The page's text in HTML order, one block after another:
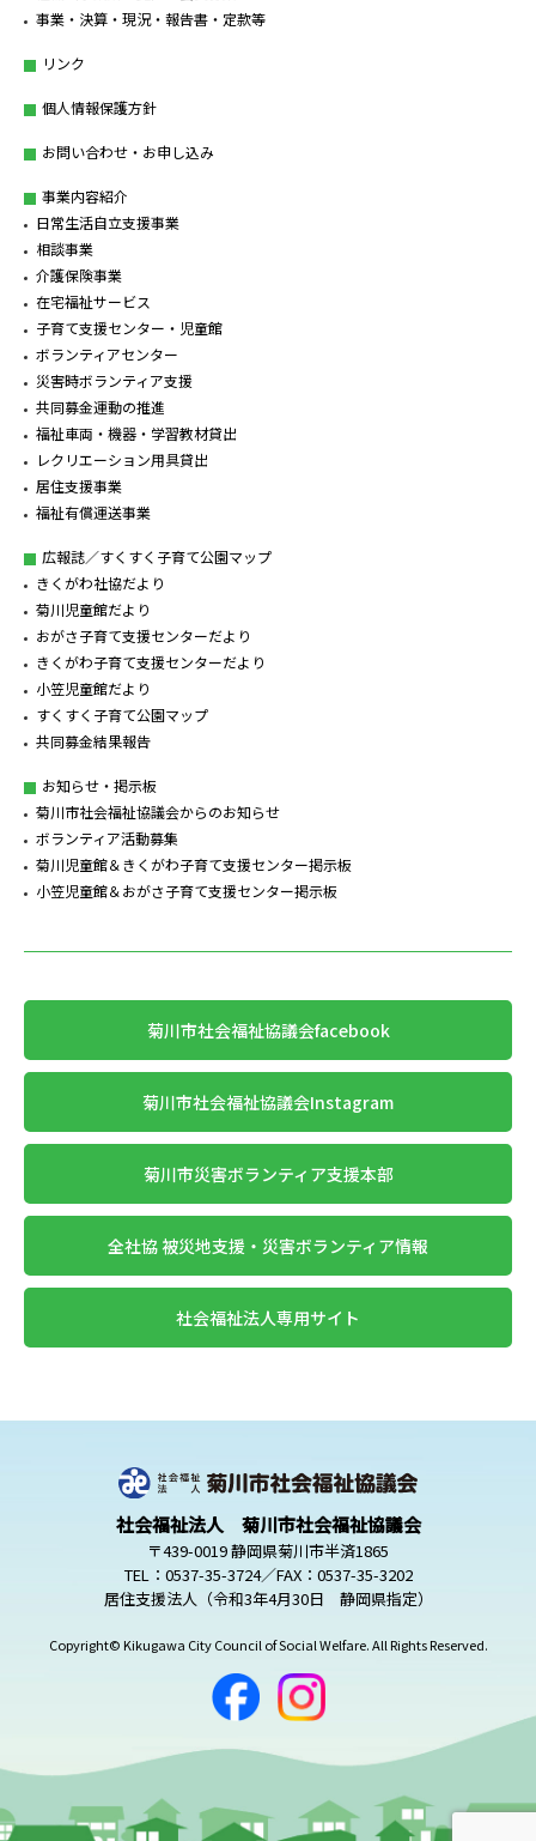
事業・決算・現況・報告書・定款等
リンク
個人情報保護方針
お問い合わせ・お申し込み
事業内容紹介
日常生活自立支援事業
相談事業
介護保険事業
在宅福祉サービス
子育て支援センター・児童館
ボランティアセンター
災害時ボランティア支援
共同募金運動の推進
福祉車両・機器・学習教材貸出
レクリエーション用具貸出
居住支援事業
福祉有償運送事業
広報誌／すくすく子育て公園マップ
きくがわ社協だより
菊川児童館だより
おがさ子育て支援センターだより
きくがわ子育て支援センターだより
小笠児童館だより
すくすく子育て公園マップ
共同募金結果報告
お知らせ・掲示板
菊川市社会福祉協議会からのお知らせ
ボランティア活動募集
菊川児童館＆きくがわ子育て支援センター掲示板
小笠児童館＆おがさ子育て支援センター掲示板
菊川市社会福祉協議会facebook
菊川市社会福祉協議会Instagram
菊川市災害ボランティア支援本部
全社協 被災地支援・災害ボランティア情報
社会福祉法人専用サイト
社会福祉法人 菊川市社会福祉協議会
〒439-0019 静岡県菊川市半済1865
TEL：0537-35-3724／FAX：0537-35-3202
居住支援法人（令和3年4月30日 静岡県指定）
Copyright© Kikugawa City Council of Social Welfare. All Rights Reserved.